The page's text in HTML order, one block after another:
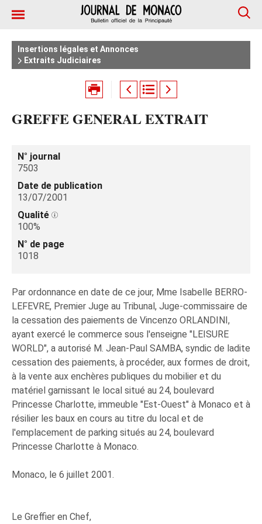
Insertions légales et Annonces
Extraits Judiciaires
GREFFE GENERAL EXTRAIT
N° journal
7503
Date de publication
13/07/2001
Qualité
100%
N° de page
1018
Par ordonnance en date de ce jour, Mme Isabelle BERRO-
LEFEVRE, Premier Juge au Tribunal, Juge-commissaire de
la cessation des paiements de Vincenzo ORLANDINI,
ayant exercé le commerce sous l'enseigne "LEISURE
WORLD", a autorisé M. Jean-Paul SAMBA, syndic de ladite
cessation des paiements, à procéder, aux formes de droit,
à la vente aux enchères publiques du mobilier et du
matériel garnissant le local situé au 24, boulevard
Princesse Charlotte, immeuble "Est-Ouest" à Monaco et à
résilier les baux en cours au titre du local et de
l'emplacement de parking situés au 24, boulevard
Princesse Charlotte à Monaco.
Monaco, le 6 juillet 2001.
Le Greffier en Chef,